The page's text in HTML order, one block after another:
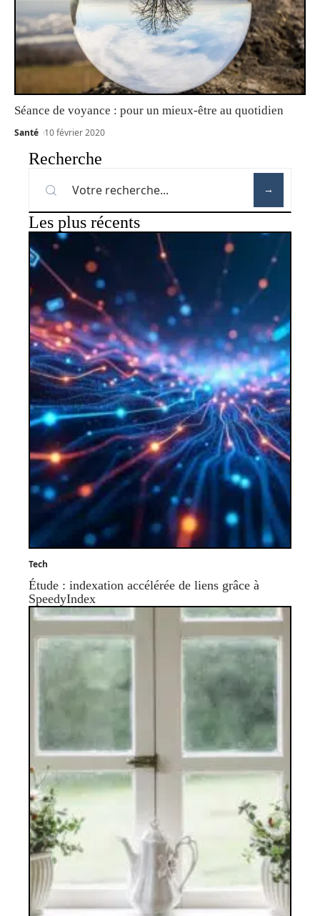
Séance de voyance : pour un mieux-être au quotidien
Santé 10 février 2020
Recherche
Les plus récents
Tech
Étude : indexation accélérée de liens grâce à
SpeedyIndex